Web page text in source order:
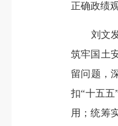
正确政绩
刘文发
筑牢国土
留问题，
扣“十五
用；统筹